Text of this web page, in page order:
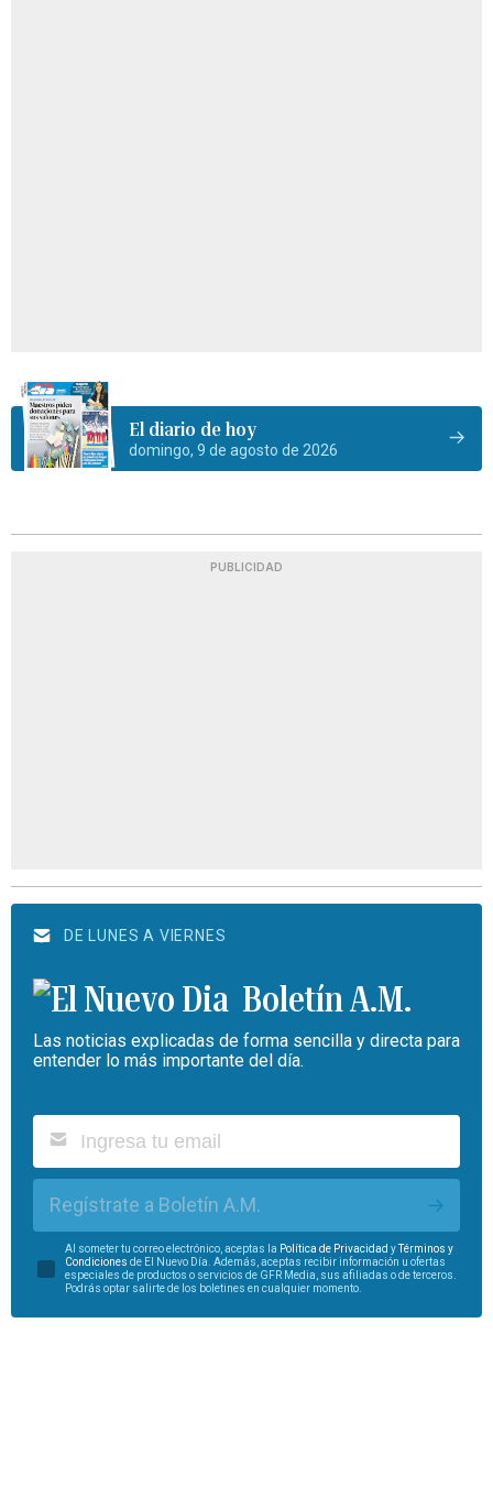
El diario de hoy
domingo, 9 de agosto de 2026
PUBLICIDAD
DE LUNES A VIERNES
Boletín A.M.
Las noticias explicadas de forma sencilla y directa para
entender lo más importante del día.
Regístrate a Boletín A.M.
Al someter tu correo electrónico, aceptas la Política de Privacidad yTérminos y
Condiciones de El Nuevo Día. Además, aceptas recibir información u ofertas
especiales de productos o servicios de GFR Media, sus afiliadas o de terceros.
Podrás optar salirte de los boletines en cualquier momento.